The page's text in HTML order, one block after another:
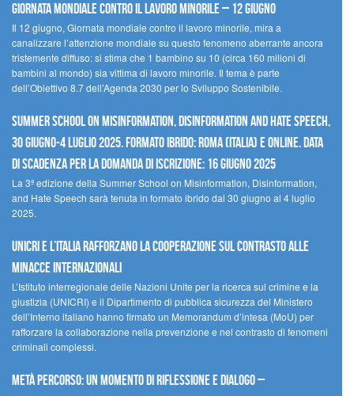
Giornata mondiale contro il lavoro minorile – 12 giugno
Il 12 giugno, Giornata mondiale contro il lavoro minorile, mira a
canalizzare l’attenzione mondiale su questo fenomeno aberrante ancora
tristemente diffuso: si stima che 1 bambino su 10 (circa 160 milioni di
bambini al mondo) sia vittima di lavoro minorile. Il tema è parte
dell’Obiettivo 8.7 dell’Agenda 2030 per lo Sviluppo Sostenibile.
Summer School on Misinformation, Disinformation and Hate Speech,
30 giugno-4 luglio 2025. Formato ibrido: Roma (Italia) e online. Data
di scadenza per la domanda di iscrizione: 16 giugno 2025
La 3ª edizione della Summer School on Misinformation, Disinformation,
and Hate Speech sarà tenuta in formato ibrido dal 30 giugno al 4 luglio
2025.
UNICRI e l’Italia rafforzano la cooperazione sul contrasto alle
minacce internazionali
L’Istituto interregionale delle Nazioni Unite per la ricerca sul crimine e la
giustizia (UNICRI) e il Dipartimento di pubblica sicurezza del Ministero
dell’Interno italiano hanno firmato un Memorandum d’intesa (MoU) per
rafforzare la collaborazione nella prevenzione e nel contrasto di fenomeni
criminali complessi.
Metà percorso: un momento di riflessione e dialogo –